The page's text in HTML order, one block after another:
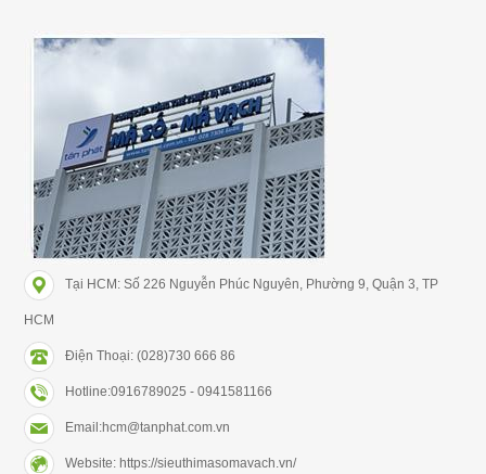
Tại HCM: Số 226 Nguyễn Phúc Nguyên, Phường 9, Quận 3, TP
HCM
Điện Thoại: (028)730 666 86
Hotline:0916789025 - 0941581166
Email:hcm@tanphat.com.vn
Website: https://sieuthimasomavach.vn/